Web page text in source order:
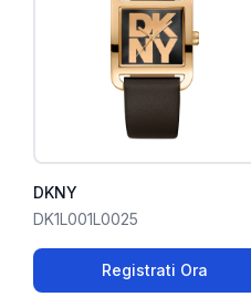
DKNY
DK1L001L0025
Registrati Ora